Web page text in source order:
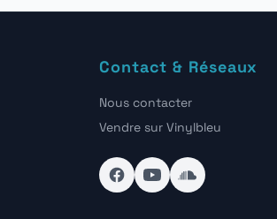
Contact & Réseaux
Nous contacter
Vendre sur Vinylbleu